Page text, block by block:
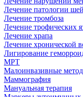
Лечение патологии
Лечение тромбоза
Лечение трофических
Лечение храпа
Лечение хронической
Лигирование
МРТ
Малоинвазивные
Маммография
Мануальная терапия